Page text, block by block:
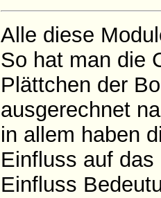
Alle diese
So hat man die
Plättchen der
ausgerechnet
in allem haben
Einfluss auf
Einfluss